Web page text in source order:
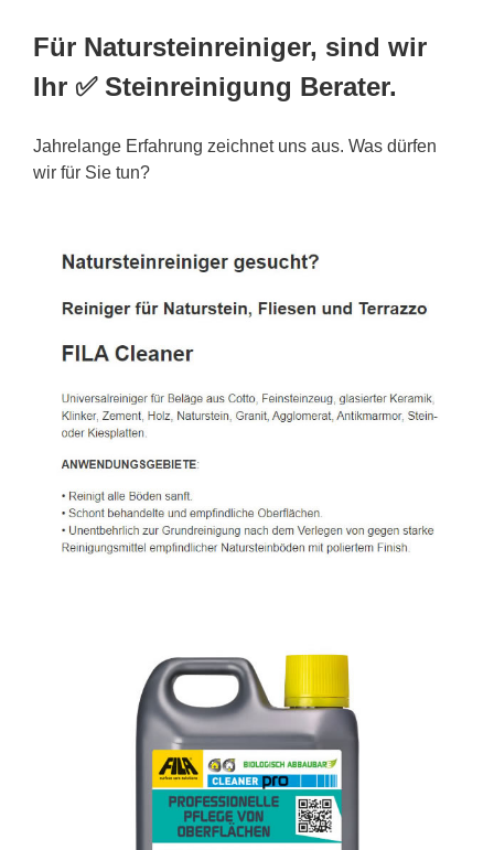
Für Natursteinreiniger, sind wir
Ihr ✅ Steinreinigung Berater.
Jahrelange Erfahrung zeichnet uns aus. Was dürfen
wir für Sie tun?